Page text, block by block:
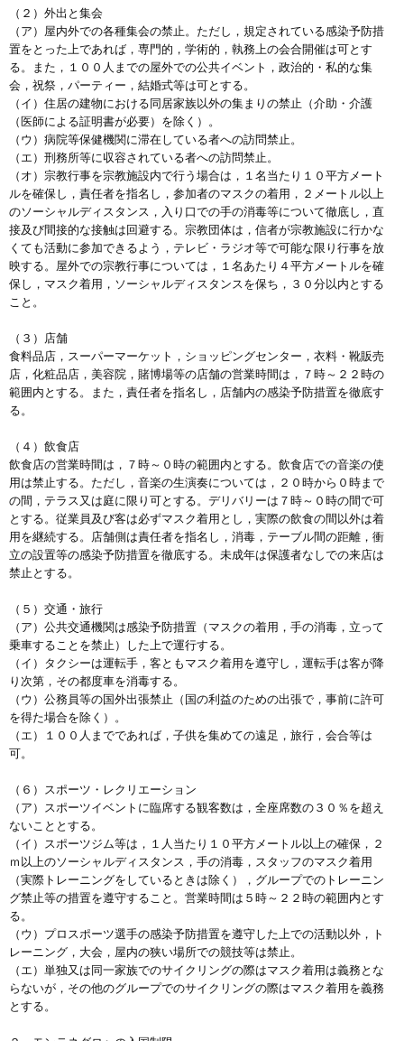
（２）外出と集会
（ア）屋内外での各種集会の禁止。ただし，規定されている感染予防措
置をとった上であれば，専門的，学術的，執務上の会合開催は可とす
る。また，１００人までの屋外での公共イベント，政治的・私的な集
会，祝祭，パーティー，結婚式等は可とする。
（イ）住居の建物における同居家族以外の集まりの禁止（介助・介護
（医師による証明書が必要）を除く）。
（ウ）病院等保健機関に滞在している者への訪問禁止。
（エ）刑務所等に収容されている者への訪問禁止。
（オ）宗教行事を宗教施設内で行う場合は，１名当たり１０平方メート
ルを確保し，責任者を指名し，参加者のマスクの着用，２メートル以上
のソーシャルディスタンス，入り口での手の消毒等について徹底し，直
接及び間接的な接触は回避する。宗教団体は，信者が宗教施設に行かな
くても活動に参加できるよう，テレビ・ラジオ等で可能な限り行事を放
映する。屋外での宗教行事については，１名あたり４平方メートルを確
保し，マスク着用，ソーシャルディスタンスを保ち，３０分以内とする
こと。
（３）店舗
食料品店，スーパーマーケット，ショッピングセンター，衣料・靴販売
店，化粧品店，美容院，賭博場等の店舗の営業時間は，７時～２２時の
範囲内とする。また，責任者を指名し，店舗内の感染予防措置を徹底す
る。
（４）飲食店
飲食店の営業時間は，７時～０時の範囲内とする。飲食店での音楽の使
用は禁止する。ただし，音楽の生演奏については，２０時から０時まで
の間，テラス又は庭に限り可とする。デリバリーは７時～０時の間で可
とする。従業員及び客は必ずマスク着用とし，実際の飲食の間以外は着
用を継続する。店舗側は責任者を指名し，消毒，テーブル間の距離，衝
立の設置等の感染予防措置を徹底する。未成年は保護者なしでの来店は
禁止とする。
（５）交通・旅行
（ア）公共交通機関は感染予防措置（マスクの着用，手の消毒，立って
乗車することを禁止）した上で運行する。
（イ）タクシーは運転手，客ともマスク着用を遵守し，運転手は客が降
り次第，その都度車を消毒する。
（ウ）公務員等の国外出張禁止（国の利益のための出張で，事前に許可
を得た場合を除く）。
（エ）１００人までであれば，子供を集めての遠足，旅行，会合等は
可。
（６）スポーツ・レクリエーション
（ア）スポーツイベントに臨席する観客数は，全座席数の３０％を超え
ないこととする。
（イ）スポーツジム等は，１人当たり１０平方メートル以上の確保，２
ｍ以上のソーシャルディスタンス，手の消毒，スタッフのマスク着用
（実際トレーニングをしているときは除く），グループでのトレーニン
グ禁止等の措置を遵守すること。営業時間は５時～２２時の範囲内とす
る。
（ウ）プロスポーツ選手の感染予防措置を遵守した上での活動以外，ト
レーニング，大会，屋内の狭い場所での競技等は禁止。
（エ）単独又は同一家族でのサイクリングの際はマスク着用は義務とな
らないが，その他のグループでのサイクリングの際はマスク着用を義務
とする。